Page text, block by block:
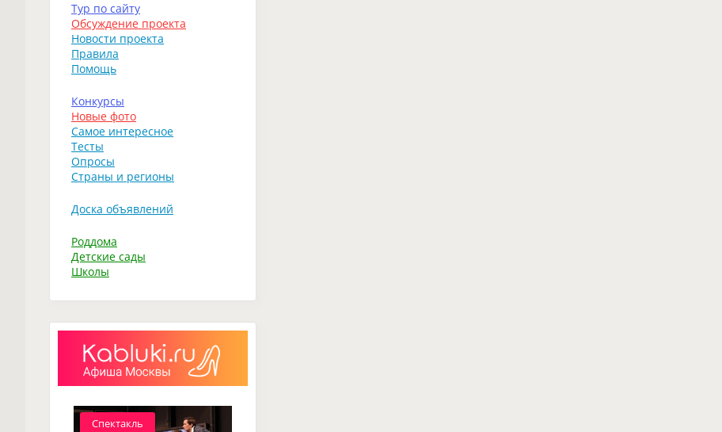
Тур по сайту
Обсуждение проекта
Новости проекта
Правила
Помощь
Конкурсы
Новые фото
Самое интересное
Тесты
Опросы
Страны и регионы
Доска объявлений
Роддома
Детские сады
Школы
Спектакль